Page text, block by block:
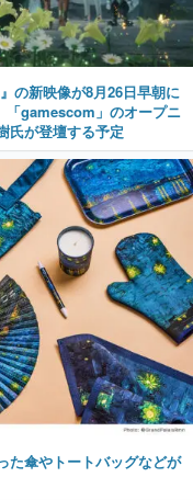
の新映像が8月26日早朝に
「gamescom」のオープニ
氏が登壇する予定
た傘やトートバッグなどが